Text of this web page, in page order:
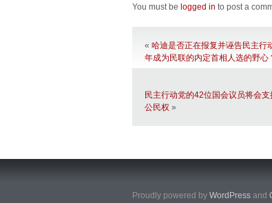
You must be logged in to post a
« 哈迪是否正在报复并诬告民主行
年成为民联的内定首相人选的野心
民主行动党的42位国会议员将会
公民权 »
Proudly powered by WordPress and